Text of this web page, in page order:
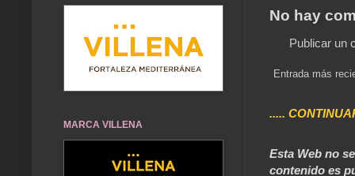
No hay
Publicar un
Entrada más
.....
Esta Web no
contenido es
MARCA VILLENA